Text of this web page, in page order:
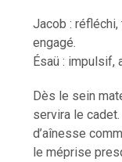
Jacob : réfléchi,
engagé.
Ésaü : impulsif,
Dès le sein
servira le
d’aînesse
le méprise